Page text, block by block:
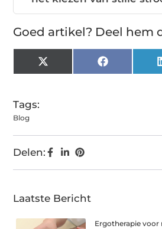
Goed artikel? Deel hem
X
(Twitter)
Facebook
Tags:
Blog
Delen:
Laatste Bericht
Ergotherapie